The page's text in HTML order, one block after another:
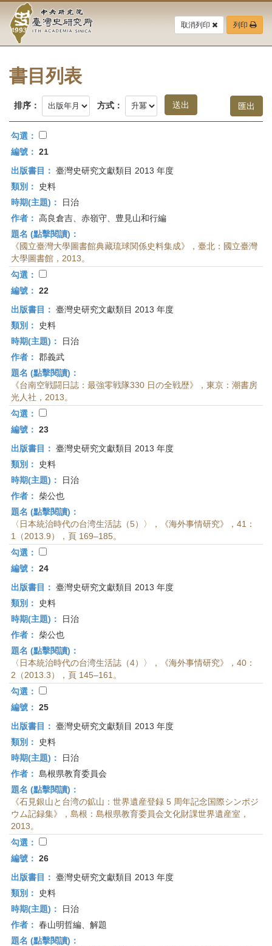
要
中
央
研
究
院-
臺
灣
史
研
究
所-
首
頁
取消列印 列印
書目列表
排序： 方式：
勾選：
編號： 21
出版書目： 臺灣史研究文獻類目 2013 年度
類別：
史料
時期(主題)：
日治
作者： 高良倉吉、赤嶺守、豊見山和行編
題名 (點擊閱讀)：
《國立臺灣大學圖書館典藏琉球関係史料集成》，臺北：國立臺灣
大學圖書館，2013。
勾選：
編號： 22
出版書目： 臺灣史研究文獻類目 2013 年度
類別：
史料
時期(主題)：
日治
作者： 郡義武
題名 (點擊閱讀)：
《台南空戦闘日誌：最強零戦隊330 日の全戦歴》，東京：潮書房
光人社，2013。
勾選：
編號： 23
出版書目： 臺灣史研究文獻類目 2013 年度
類別：
史料
時期(主題)：
日治
作者：
柴公也
題名 (點擊閱讀)：
〈日本統治時代の台湾生活誌（5）〉，《海外事情研究》，41：
1（2013.9），頁 169–185。
勾選：
編號： 24
出版書目： 臺灣史研究文獻類目 2013 年度
類別：
史料
時期(主題)：
日治
作者：
柴公也
題名 (點擊閱讀)：
〈日本統治時代の台湾生活誌（4）〉，《海外事情研究》，40：
2（2013.3），頁 145–161。
勾選：
編號： 25
出版書目： 臺灣史研究文獻類目 2013 年度
類別：
史料
時期(主題)：
日治
作者： 島根県教育委員会
題名 (點擊閱讀)：
《石見銀山と台湾の鉱山：世界遺産登録 5 周年記念国際シンポジ
ウム記録集》，島根：島根県教育委員会文化財課世界遺産室，
2013。
勾選：
編號： 26
出版書目： 臺灣史研究文獻類目 2013 年度
類別：
史料
時期(主題)：
日治
作者： 春山明哲編、解題
題名 (點擊閱讀)：